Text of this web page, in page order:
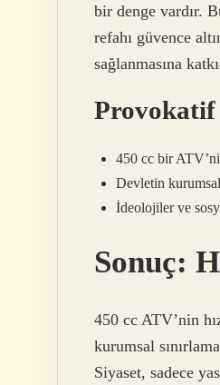
bir denge vardır.
refahı güvence
sağlanmasına
Provokatif
450 cc bir
Devletin
İdeolojiler ve
Sonuç:
450 cc ATV’nin
kurumsal
Siyaset, sadece